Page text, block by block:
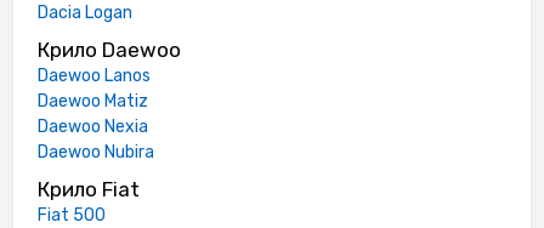
Dacia Logan
Крило Daewoo
Daewoo Lanos
Daewoo Matiz
Daewoo Nexia
Daewoo Nubira
Крило Fiat
Fiat 500